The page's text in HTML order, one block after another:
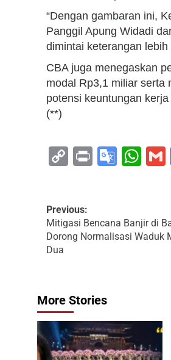
“Dengan gambaran ini,
Panggil Apung Widadi
dimintai keterangan lebih
CBA juga menegaskan
modal Rp3,1 miliar serta
potensi keuntungan
(**)
CopyPrint
Previous:
Mitigasi Bencana Banjir di
Dorong Normalisasi Waduk
Dua
More Stories